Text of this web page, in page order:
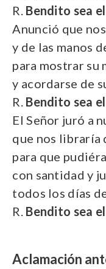
R. Bendito sea
Anunció que
y de las manos
para mostrar su
y acordarse de
R. Bendito sea
El Señor juró a
que nos libraría
para que
con santidad y
todos los días
R. Bendito sea
Aclamación